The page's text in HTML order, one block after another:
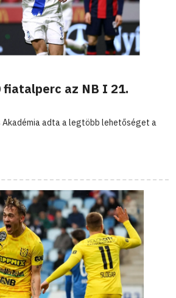
fiatalperc az NB I 21.
Akadémia adta a legtöbb lehetőséget a